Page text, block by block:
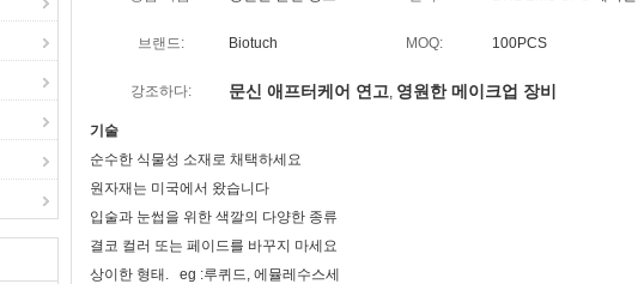
브랜드: Biotuch MOQ: 100PCS
강조하다: 문신 애프터케어 연고, 영원한 메이크업 장비
기술
순수한 식물성 소재로 채택하세요
원자재는 미국에서 왔습니다
입술과 눈썹을 위한 색깔의 다양한 종류
결코 컬러 또는 페이드를 바꾸지 마세요
상이한 형태. eg :루퀴드, 에뮬레수스세